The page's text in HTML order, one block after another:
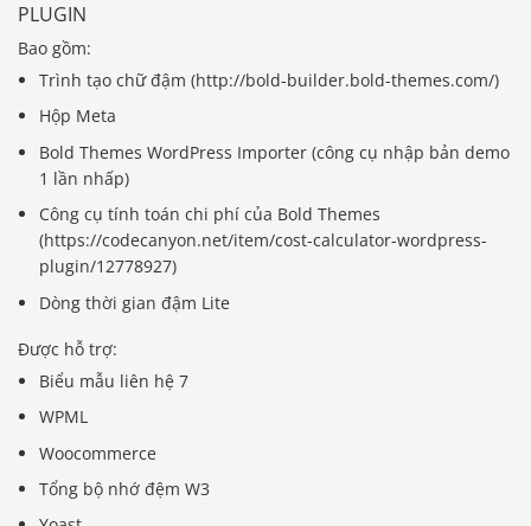
PLUGIN
Bao gồm:
Trình tạo chữ đậm (http://bold-builder.bold-themes.com/)
Hộp Meta
Bold Themes WordPress Importer (công cụ nhập bản demo
1 lần nhấp)
Công cụ tính toán chi phí của Bold Themes
(https://codecanyon.net/item/cost-calculator-wordpress-
plugin/12778927)
Dòng thời gian đậm Lite
Được hỗ trợ:
Biểu mẫu liên hệ 7
WPML
Woocommerce
Tổng bộ nhớ đệm W3